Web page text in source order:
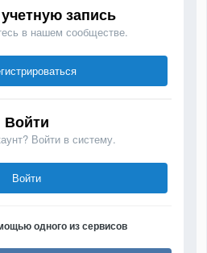
запись
в нашем сообществе.
Войти
Войти в систему.
Войти
одного из сервисов